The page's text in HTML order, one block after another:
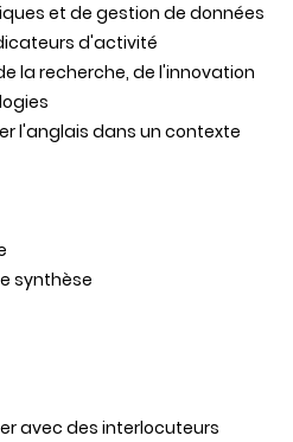
et de gestion de données
d'activité
la recherche, de l'innovation
l'anglais dans un contexte
synthèse
avec des interlocuteurs